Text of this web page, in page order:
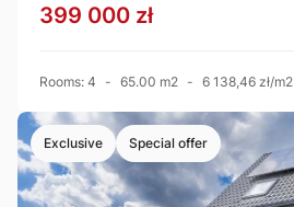
399 000 zł
Rooms: 4 - 65.00 m2 - 6 138,46 zł/m2
Exclusive Special offer